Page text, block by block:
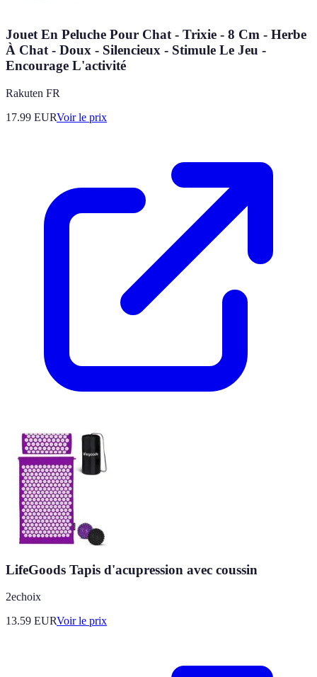
Jouet En Peluche Pour Chat - Trixie - 8 Cm - Herbe
À Chat - Doux - Silencieux - Stimule Le Jeu -
Encourage L'activité
Rakuten FR
17.99 EURVoir le prix
LifeGoods Tapis d'acupression avec coussin
2echoix
13.59 EURVoir le prix